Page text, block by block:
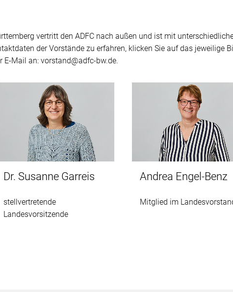
vertritt den ADFC nach außen und ist mit
der Vorstände zu erfahren, klicken Sie auf das jeweilige
Mail an: vorstand@adfc-bw.de.
Dr. Susanne Garreis
stellvertretende
Landesvorsitzende
Andrea Engel-Benz
Mitglied im